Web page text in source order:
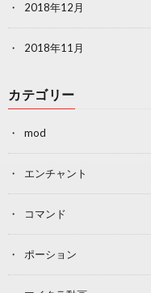
2018年12月
2018年11月
カテゴリー
mod
エンチャント
コマンド
ポーション